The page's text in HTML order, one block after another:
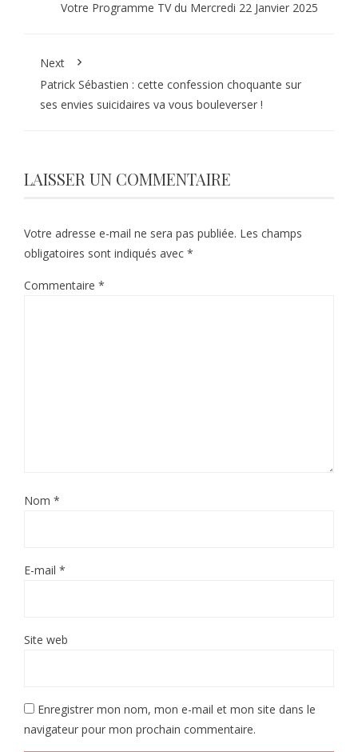
Votre Programme TV du Mercredi 22 Janvier 2025
Next
Patrick Sébastien : cette confession choquante sur
ses envies suicidaires va vous bouleverser !
LAISSER UN COMMENTAIRE
Votre adresse e-mail ne sera pas publiée. Les champs
obligatoires sont indiqués avec *
Commentaire *
Nom *
E-mail *
Site web
Enregistrer mon nom, mon e-mail et mon site dans le
navigateur pour mon prochain commentaire.